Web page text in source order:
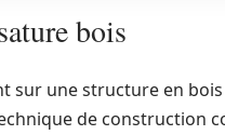
bois
sur une structure en
de construction